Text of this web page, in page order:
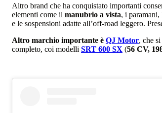
Altro brand che ha conquistato importanti
elementi come il manubrio a vista, i paramani,
e le sospensioni adatte all’off-road leggero.
Altro marchio importante è QJ Motor, che
completo, coi modelli SRT 600 SX (56 CV,